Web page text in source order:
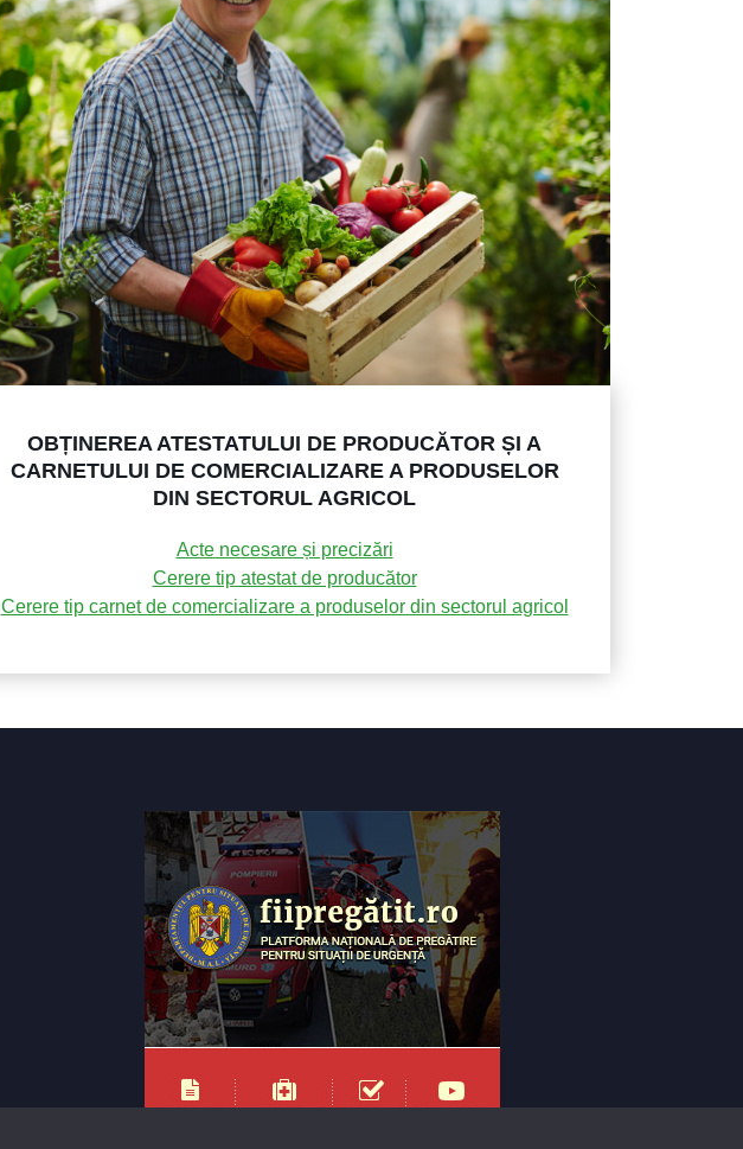
OBȚINEREA ATESTATULUI DE PRODUCĂTOR ȘI A
CARNETULUI DE COMERCIALIZARE A PRODUSELOR
DIN SECTORUL AGRICOL
Acte necesare și precizări
Cerere tip atestat de producător
Cerere tip carnet de comercializare a produselor din sectorul agricol